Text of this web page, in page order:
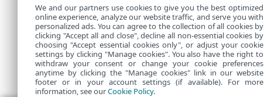
•
We and our partners use cookies to give you the best optimized
online experience, analyze our website traffic, and serve you with
personalized ads. You can agree to the collection of all cookies by
clicking "Accept all and close", decline all non-essential cookies by
choosing "Accept essential cookies only", or adjust your cookie
settings by clicking "Manage cookies". You also have the right to
withdraw your consent or change your cookie preferences
anytime by clicking the "Manage cookies" link in our website
footer or in your account settings (if available). For more
information, see ourCookie Policy.